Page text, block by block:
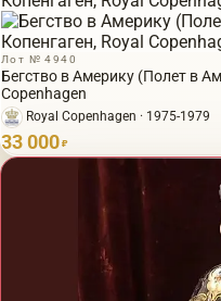
Лот № 4940
Бегство в Америку (Полет в
Copenhagen
Royal Copenhagen · 1975-1979
33 000 ₽